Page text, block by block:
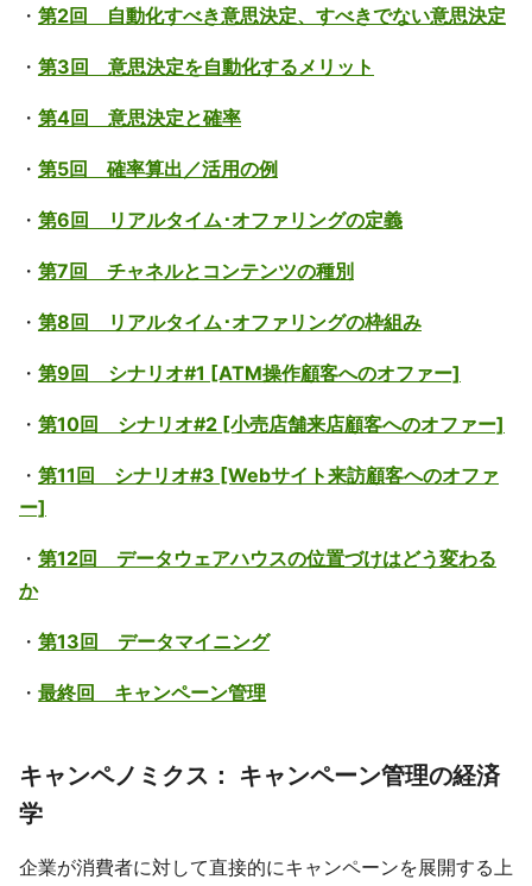
・ 第2回 自動化すべき意思決定、すべきでない意思決定
・ 第3回 意思決定を自動化するメリット
・ 第4回 意思決定と確率
・ 第5回 確率算出／活用の例
・ 第6回 リアルタイム･オファリングの定義
・ 第7回 チャネルとコンテンツの種別
・ 第8回 リアルタイム･オファリングの枠組み
・ 第9回 シナリオ#1 [ATM操作顧客へのオファー]
・ 第10回 シナリオ#2 [小売店舗来店顧客へのオファー]
・ 第11回 シナリオ#3 [Webサイト来訪顧客へのオファ
ー]
・ 第12回 データウェアハウスの位置づけはどう変わる
か
・ 第13回 データマイニング
・ 最終回 キャンペーン管理
キャンペノミクス： キャンペーン管理の経済
学
企業が消費者に対して直接的にキャンペーンを展開する上